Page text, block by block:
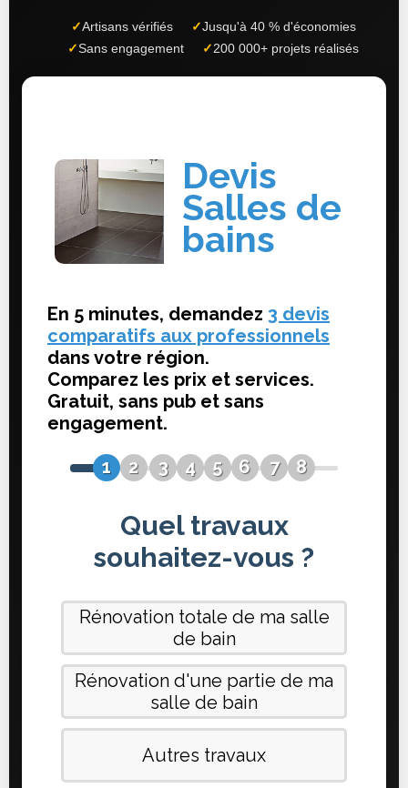
✓Artisans vérifiés ✓Jusqu'à 40 % d'économies
✓Sans engagement ✓200 000+ projets réalisés